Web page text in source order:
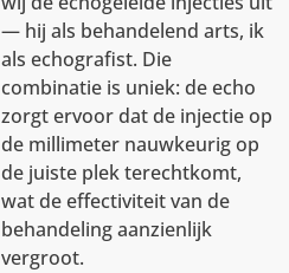
— hij als behandelend arts, ik
als echografist. Die
combinatie is uniek: de echo
zorgt ervoor dat de injectie op
de millimeter nauwkeurig op
de juiste plek terechtkomt,
wat de effectiviteit van de
behandeling aanzienlijk
vergroot.